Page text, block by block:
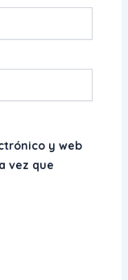
y web
vez que